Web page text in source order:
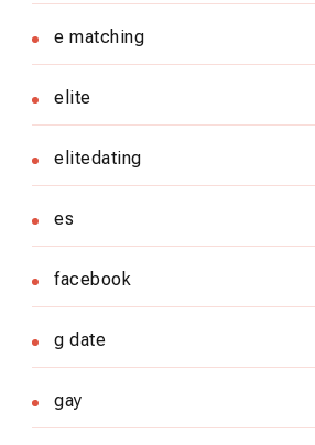
e matching
elite
elitedating
es
facebook
g date
gay